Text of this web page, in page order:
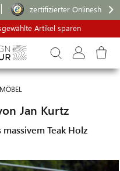
zertifizierter Onlineshop
Artikel sparen
Jan Kurtz
Teak Holz